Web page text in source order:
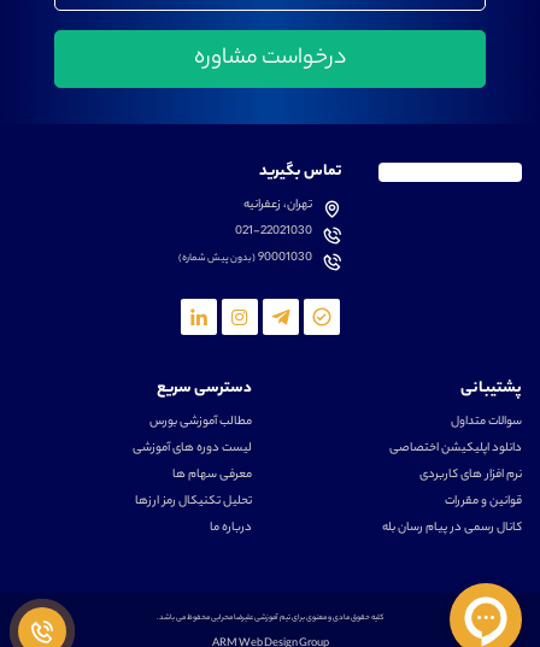
تماس بگیرید
تهران، زعفرانیه
021-22021030
90001030(بدون پیش شماره)
پشتیبانی
سوالات متداول
دانلود اپلیکیشن اختصاصی
نرم افزار های کاربردی
قوانین و مقررات
کانال رسمی در پیام رسان بله
دسترسی سریع
مطالب آموزشی بورس
لیست دوره های آموزشی
معرفی سهام ها
تحلیل تکنیکال رمز ارزها
درباره ما
کلیه حقوق مادی و معنوی برای تیم آموزشی علیرضا محرابی محفوظ می باشد.